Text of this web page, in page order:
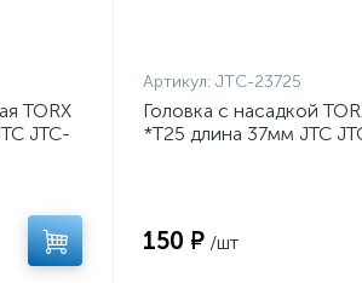
TORX
JTC-
Артикул: JTC-23725
Головка с насадкой
*T25 длина 37мм JTC
150 ₽ /шт